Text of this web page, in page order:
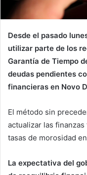
Desde el pasado
utilizar parte de los
Garantía de Tiempo
deudas pendientes
financieras en Novo
El método sin
actualizar las
tasas de morosidad
La expectativa del